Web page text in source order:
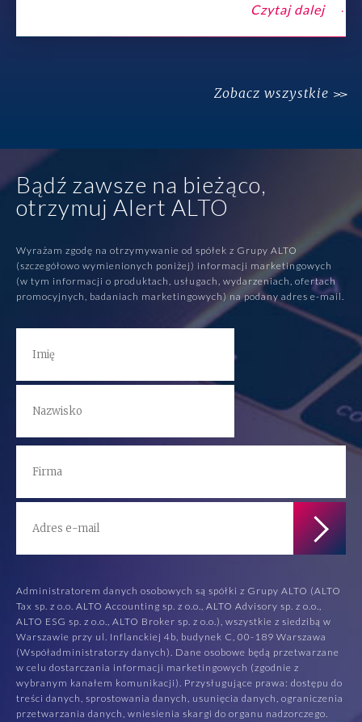
Czytaj dalej
Zobacz wszystkie
Bądź zawsze na bieżąco,
otrzymuj Alert ALTO
Wyrażam zgodę na otrzymywanie od spółek z Grupy ALTO
(szczegółowo wymienionych poniżej) informacji marketingowych
(w tym informacji o produktach, usługach, wydarzeniach, ofertach
promocyjnych, badaniach marketingowych) na podany adres e-mail.
Administratorem danych osobowych są spółki z Grupy ALTO (ALTO
Tax sp. z o.o. ALTO Accounting sp. z o.o., ALTO Advisory sp. z o.o.,
ALTO ESG sp. z o.o., ALTO Broker sp. z o.o.), wszystkie z siedzibą w
Warszawie przy ul. Inflanckiej 4b, budynek C, 00-189 Warszawa
(Współadministratorzy danych). Dane osobowe będą przetwarzane
w celu dostarczania informacji marketingowych (zgodnie z
wybranym kanałem komunikacji). Przysługujące prawa: dostępu do
treści danych, sprostowania danych, usunięcia danych, ograniczenia
przetwarzania danych, wniesienia skargi do organu nadzorczego.